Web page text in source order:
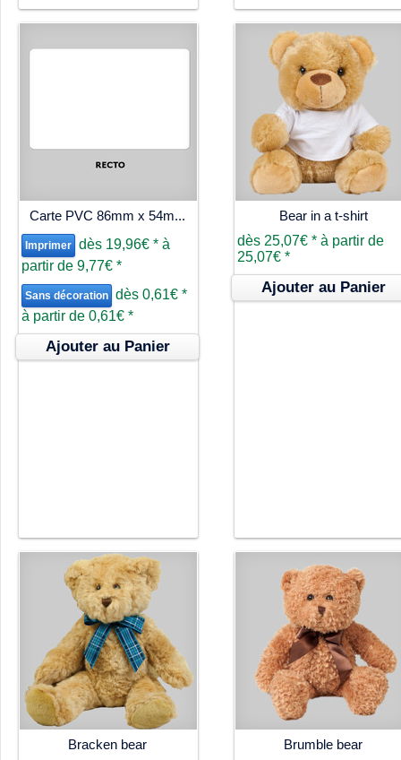
Carte PVC 86mm x 54m...
Imprimer dès 19,96€ * à
partir de 9,77€ *
Sans décoration dès 0,61€ *
à partir de 0,61€ *
Ajouter au Panier
Bear in a t-shirt
dès 25,07€ * à partir de
25,07€ *
Ajouter au Panier
Bracken bear
Brumble bear